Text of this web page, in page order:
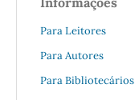
Para Leitores
Para Autores
Para Bibliotecários